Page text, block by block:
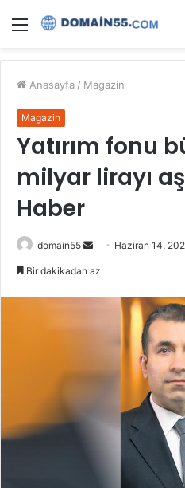
Menü
Anasayfa / Magazin
Magazin
Yatırım fonu
milyar lirayı
Haber
domain55
Bir
göndermek
Haziran 14,
Bir dakikadan az